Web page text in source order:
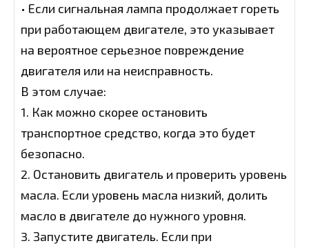
• Если сигнальная лампа продолжает гореть
при работающем двигателе, это указывает
на вероятное серьезное повреждение
двигателя или на неисправность.
В этом случае:
1. Как можно скорее остановить
транспортное средство, когда это будет
безопасно.
2. Остановить двигатель и проверить уровень
масла. Если уровень масла низкий, долить
масло в двигателе до нужного уровня.
3. Запустите двигатель. Если при